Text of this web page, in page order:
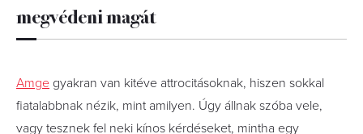
megvédeni magát
Amge gyakran van kitéve attrocitásoknak, hiszen sokkal
fiatalabbnak nézik, mint amilyen. Úgy állnak szóba vele,
vagy tesznek fel neki kínos kérdéseket, mintha egy